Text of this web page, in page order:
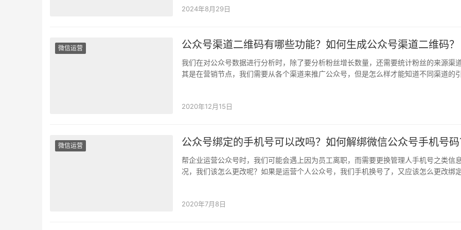
2024年8月29日
微信运营 公众号渠道二维码有哪些功能？如何生成公众号渠道二维码？
我们在对公众号数据进行分析时，除了要分析粉丝增长数量，还需要统计粉丝的来源渠
其是在营销节点，我们需要从各个渠道来推广公众号，但是怎么样才能知道不同渠道的
2020年12月15日
微信运营 公众号绑定的手机号可以改吗？如何解绑微信公众号手机号码
帮企业运营公众号时，我们可能会遇上因为员工离职，而需要更换管理人手机号之类信
况，我们该怎么更改呢？如果是运营个人公众号，我们手机换号了，又应该怎么更改绑
2020年7月8日